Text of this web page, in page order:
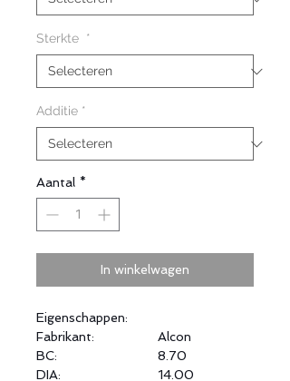
Sterkte *
Additie *
Aantal *
In winkelwagen
Eigenschappen:
Fabrikant:
Alcon
BC:
8.70
DIA:
14.00